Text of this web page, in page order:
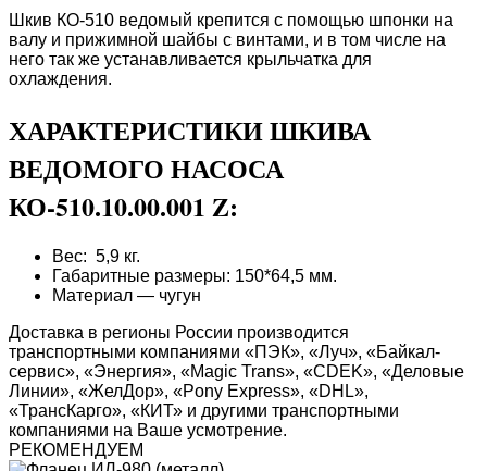
Шкив КО-510 ведомый крепится с помощью шпонки на
валу и прижимной шайбы с винтами, и в том числе на
него так же устанавливается крыльчатка для
охлаждения.
ХАРАКТЕРИСТИКИ ШКИВА
ВЕДОМОГО НАСОСА
КО-510.10.00.001 Z:
Вес: 5,9 кг.
Габаритные размеры: 150*64,5 мм.
Материал — чугун
Доставка в регионы России производится
транспортными компаниями «ПЭК», «Луч», «Байкал-
сервис», «Энергия», «Magic Trans», «CDEK», «Деловые
Линии», «ЖелДор», «Pony Express», «DHL»,
«ТрансКарго», «КИТ» и другими транспортными
компаниями на Ваше усмотрение.
РЕКОМЕНДУЕМ